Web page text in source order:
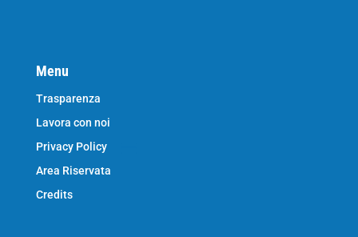
Menu
Trasparenza
Lavora con noi
Privacy Policy
Area Riservata
Credits